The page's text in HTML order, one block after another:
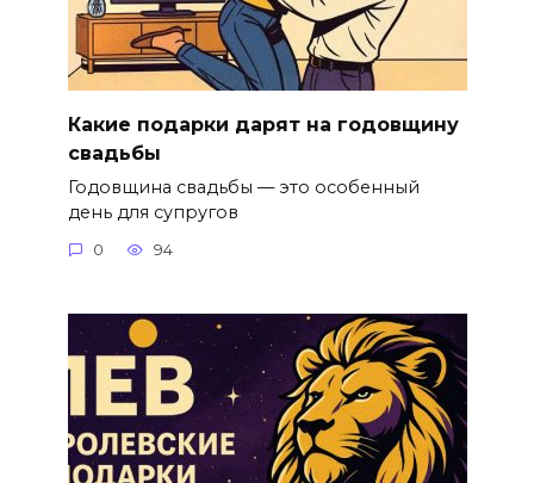
Какие подарки дарят на годовщину
свадьбы
Годовщина свадьбы — это особенный
день для супругов
0 94